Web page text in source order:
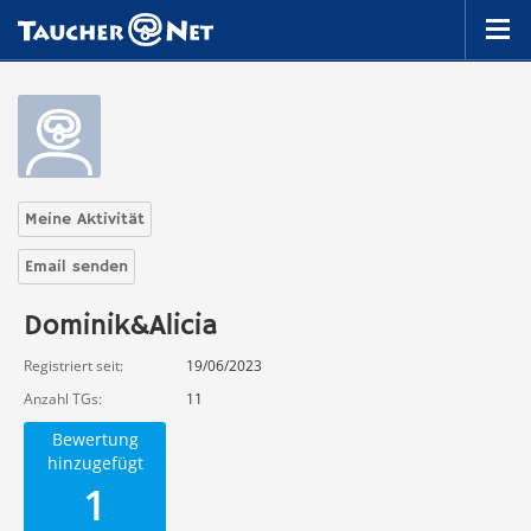
Meine Aktivität
Email senden
Dominik&Alicia
Registriert seit
19/06/2023
Anzahl TGs
11
Bewertung
hinzugefügt
1